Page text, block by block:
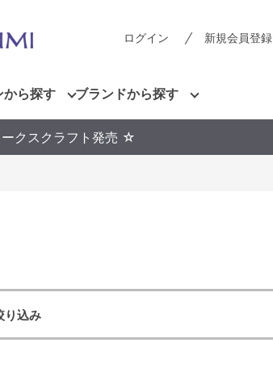
ログイン 新規会員登録
から探す ブランドから探す
クスクラフト発売 ☆
り込み